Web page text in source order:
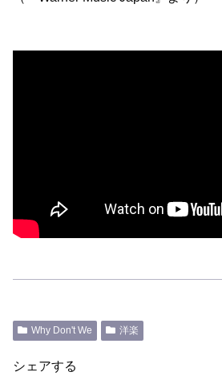
Why Don't We 洋楽
シェアする